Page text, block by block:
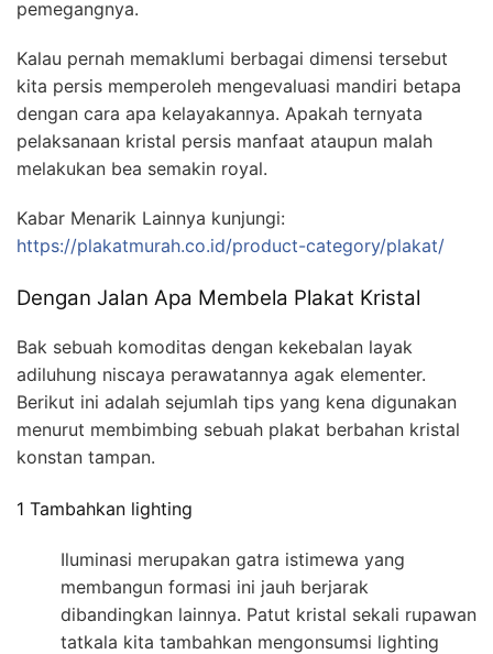
pemegangnya.
Kalau pernah memaklumi berbagai dimensi tersebut
kita persis memperoleh mengevaluasi mandiri betapa
dengan cara apa kelayakannya. Apakah ternyata
pelaksanaan kristal persis manfaat ataupun malah
melakukan bea semakin royal.
Kabar Menarik Lainnya kunjungi:
https://plakatmurah.co.id/product-category/plakat/
Dengan Jalan Apa Membela Plakat Kristal
Bak sebuah komoditas dengan kekebalan layak
adiluhung niscaya perawatannya agak elementer.
Berikut ini adalah sejumlah tips yang kena digunakan
menurut membimbing sebuah plakat berbahan kristal
konstan tampan.
1 Tambahkan lighting
Iluminasi merupakan gatra istimewa yang
membangun formasi ini jauh berjarak
dibandingkan lainnya. Patut kristal sekali rupawan
tatkala kita tambahkan mengonsumsi lighting